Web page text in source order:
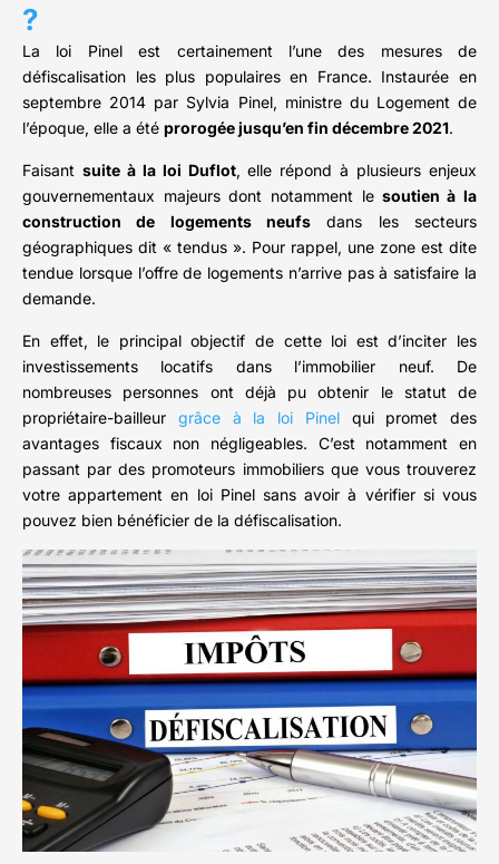
?
La loi Pinel est certainement l’une des mesures de
défiscalisation les plus populaires en France. Instaurée en
septembre 2014 par Sylvia Pinel, ministre du Logement de
l’époque, elle a été prorogée jusqu’en fin décembre 2021.
Faisant suite à la loi Duflot, elle répond à plusieurs enjeux
gouvernementaux majeurs dont notamment lesoutien à la
construction de logements neufs dans les secteurs
géographiques dit « tendus ». Pour rappel, une zone est dite
tendue lorsque l’offre de logements n’arrive pas à satisfaire la
demande.
En effet, le principal objectif de cette loi est d’inciter les
investissements locatifs dans l’immobilier neuf. De
nombreuses personnes ont déjà pu obtenir le statut de
propriétaire-bailleur grâce à la loi Pinelqui promet des
avantages fiscaux non négligeables. C’est notamment en
passant par des promoteurs immobiliers que vous trouverez
votre appartement en loi Pinel sans avoir à vérifier si vous
pouvez bien bénéficier de la défiscalisation.